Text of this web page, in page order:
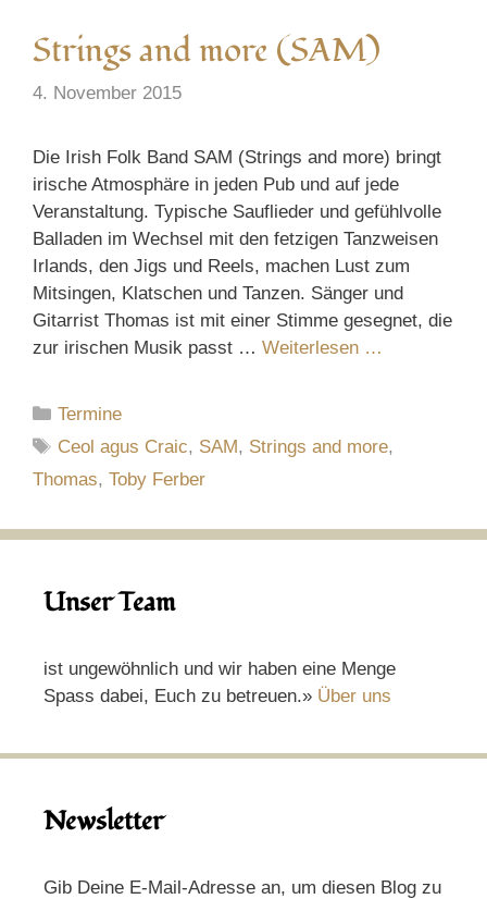
Strings and more (SAM)
4. November 2015
Die Irish Folk Band SAM (Strings and more) bringt
irische Atmosphäre in jeden Pub und auf jede
Veranstaltung. Typische Sauflieder und gefühlvolle
Balladen im Wechsel mit den fetzigen Tanzweisen
Irlands, den Jigs und Reels, machen Lust zum
Mitsingen, Klatschen und Tanzen. Sänger und
Gitarrist Thomas ist mit einer Stimme gesegnet, die
zur irischen Musik passt … Weiterlesen …
Kategorien
Termine
Schlagwörter
Ceol agus Craic, SAM, Strings and more,
Thomas, Toby Ferber
Unser Team
ist ungewöhnlich und wir haben eine Menge
Spass dabei, Euch zu betreuen.» Über uns
Newsletter
Gib Deine E-Mail-Adresse an, um diesen Blog zu